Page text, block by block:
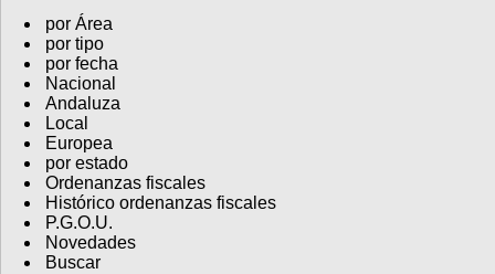
por Área
por tipo
por fecha
Nacional
Andaluza
Local
Europea
por estado
Ordenanzas fiscales
Histórico ordenanzas fiscales
P.G.O.U.
Novedades
Buscar